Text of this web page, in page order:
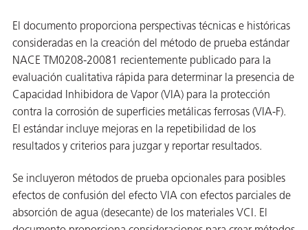
El documento proporciona perspectivas técnicas e históricas
consideradas en la creación del método de prueba estándar
NACE TM0208-20081 recientemente publicado para la
evaluación cualitativa rápida para determinar la presencia de
Capacidad Inhibidora de Vapor (VIA) para la protección
contra la corrosión de superficies metálicas ferrosas (VIA-F).
El estándar incluye mejoras en la repetibilidad de los
resultados y criterios para juzgar y reportar resultados.
Se incluyeron métodos de prueba opcionales para posibles
efectos de confusión del efecto VIA con efectos parciales de
absorción de agua (desecante) de los materiales VCI. El